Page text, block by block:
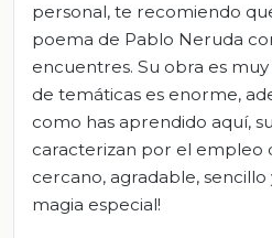
personal, te recomiendo
poema de Pablo Neruda
encuentres. Su obra es
de temáticas es enorme,
como has aprendido aquí,
caracterizan por el empleo
cercano, agradable, sencillo
magia especial!